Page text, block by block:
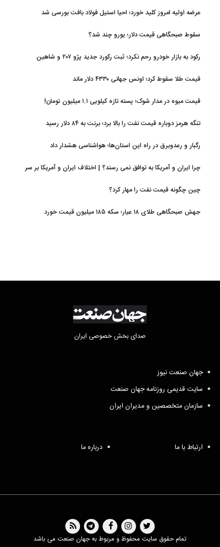
عرضه اولیه امروز کلید خورد؛ احیا استیل فولاد بافت بورسی شد
سقوط صبحگاهی قیمت دلار؛ یورو چند شد؟
رکود به بازار خودرو رحم نکرد؛ ثبت رکورد جدید پژو ۲۰۷ و شاهین
قیمت طلا سقوط کرد؛ اونس جهانی ۴۳۳۰ دلار ماند
قیمت میوه در مدار شوک؛ پسته تازه کیلویی ۱.۱ میلیون تومان!
تنگه هرمز دوباره قیمت نفت را بالا برد؛ برنت به ۸۴ دلار رسید
رگبار و رعدوبرق در راه این استان‌ها؛ هواشناسی هشدار داد
چرا ایران و آمریکا به توافق نمی رسند؟ | اختلاف ایران و آمریکا بر سر
چین چگونه قیمت نفت را مهار کرد؟
جهش صبحگاهی طلای ۱۸ عیار؛ سکه ۱۸۵ میلیون قیمت خورد
صدای بخش خصوصی ایران
جهان صنعت نیوز
سایت قدیمی روزنامه جهان صنعت
سازمان متخصصین و مدیران ایران
ارتباط با ما درباره ما
تمام حقوق سایت محفوظ و مربوط به جهان صنعت می باشد